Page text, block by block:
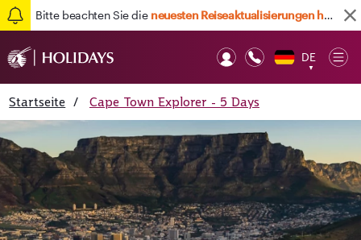
Bitte beachten Sie die neuesten Reiseaktualisierungen hier
DE
▼
Startseite / Cape Town Explorer - 5 Days